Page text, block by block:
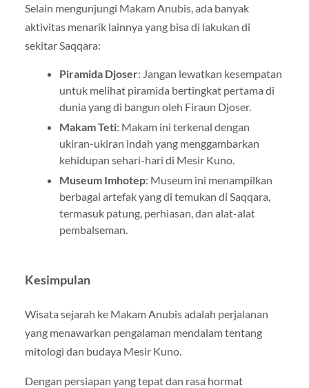
Selain mengunjungi Makam Anubis, ada banyak
aktivitas menarik lainnya yang bisa di lakukan di
sekitar Saqqara:
Piramida Djoser: Jangan lewatkan kesempatan
untuk melihat piramida bertingkat pertama di
dunia yang di bangun oleh Firaun Djoser.
Makam Teti: Makam ini terkenal dengan
ukiran-ukiran indah yang menggambarkan
kehidupan sehari-hari di Mesir Kuno.
Museum Imhotep: Museum ini menampilkan
berbagai artefak yang di temukan di Saqqara,
termasuk patung, perhiasan, dan alat-alat
pembalseman.
Kesimpulan
Wisata sejarah ke Makam Anubis adalah perjalanan
yang menawarkan pengalaman mendalam tentang
mitologi dan budaya Mesir Kuno.
Dengan persiapan yang tepat dan rasa hormat